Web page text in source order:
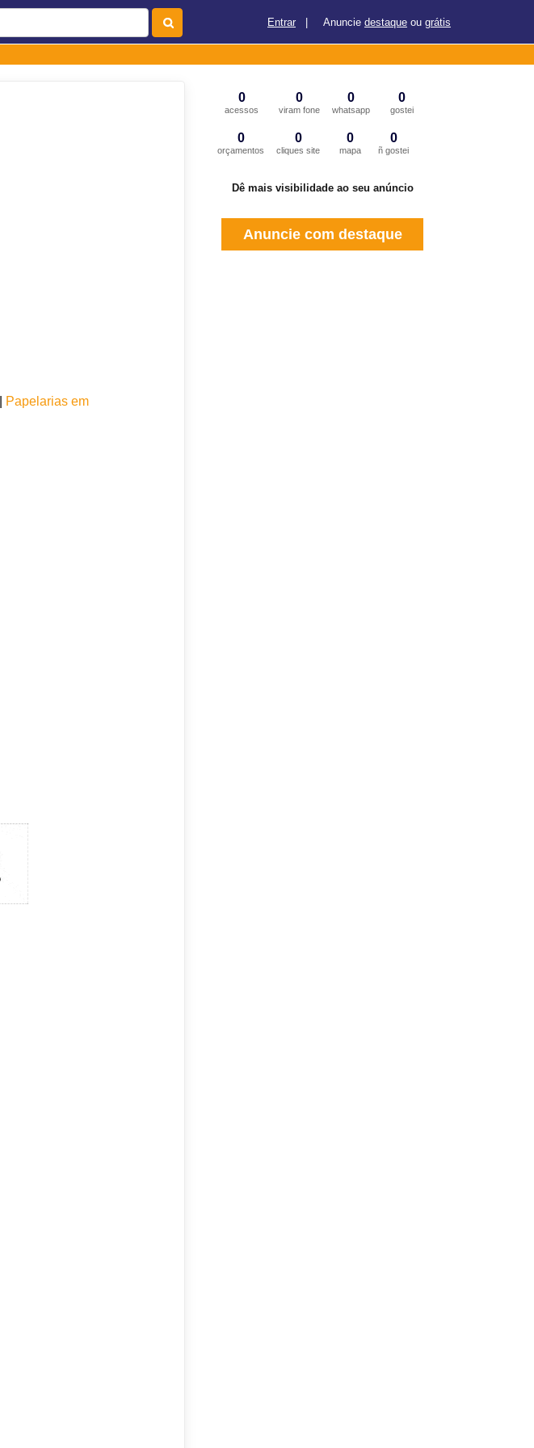
Entrar Anuncie destaque ou grátis
Papelarias em
0
acessos
0
viram fone
0
whatsapp
0
gostei
0
orçamentos
0
cliques site
0
mapa
0
ñ gostei
Dê mais visibilidade ao seu anúncio
Anuncie com destaque